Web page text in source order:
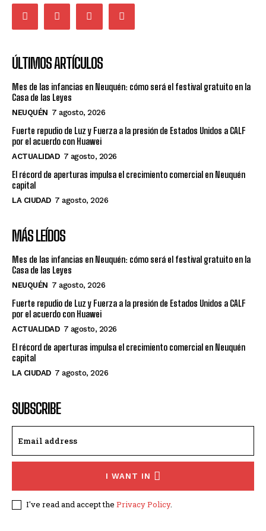
ÚLTIMOS ARTÍCULOS
Mes de las infancias en Neuquén: cómo será el festival gratuito en la
Casa de las Leyes
NEUQUÉN 7 agosto, 2026
Fuerte repudio de Luz y Fuerza a la presión de Estados Unidos a CALF
por el acuerdo con Huawei
ACTUALIDAD 7 agosto, 2026
El récord de aperturas impulsa el crecimiento comercial en Neuquén
capital
LA CIUDAD 7 agosto, 2026
MÁS LEÍDOS
Mes de las infancias en Neuquén: cómo será el festival gratuito en la
Casa de las Leyes
NEUQUÉN 7 agosto, 2026
Fuerte repudio de Luz y Fuerza a la presión de Estados Unidos a CALF
por el acuerdo con Huawei
ACTUALIDAD 7 agosto, 2026
El récord de aperturas impulsa el crecimiento comercial en Neuquén
capital
LA CIUDAD 7 agosto, 2026
SUBSCRIBE
I WANT IN
I've read and accept the Privacy Policy.